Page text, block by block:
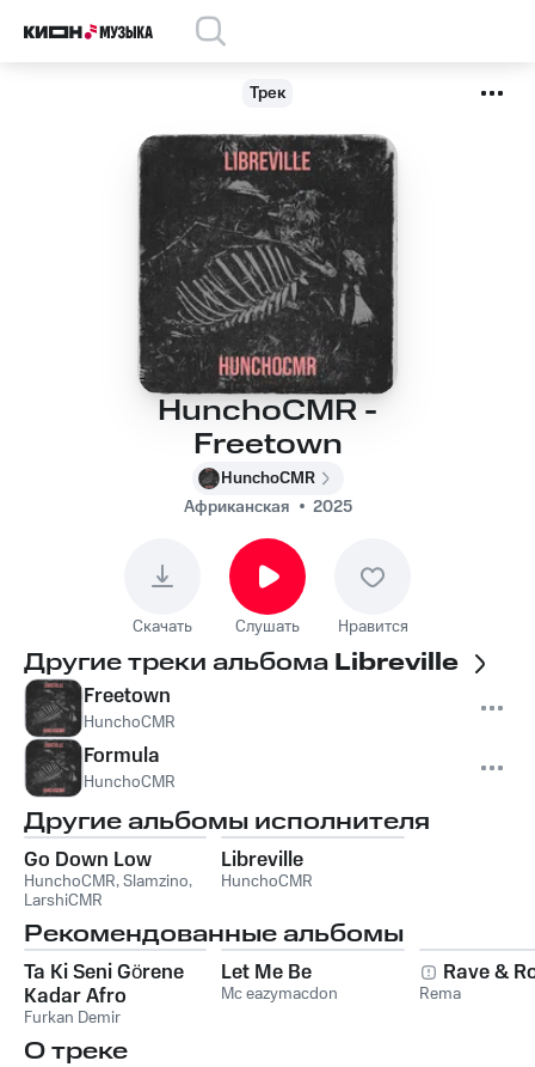
Трек
HunchoCMR -
Freetown
HunchoCMR
Африканская
2025
Скачать Слушать Нравится
Другие треки альбома Libreville
Freetown
HunchoCMR
Formula
HunchoCMR
Другие альбомы исполнителя
Go Down Low
HunchoCMR,Slamzino,
LarshiCMR
Libreville
HunchoCMR
Рекомендованные альбомы
Ta Ki Seni Görene
Kadar Afro
Furkan Demir
Let Me Be
Mc eazymacdon
Rave &
Rema
О треке